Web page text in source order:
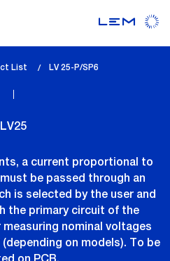
List
lem_current_page
LV 25-P/SP6
LV25
a current proportional to
be passed through an
is selected by the user and
the primary circuit of the
nominal voltages
on models). To be
on PCB.